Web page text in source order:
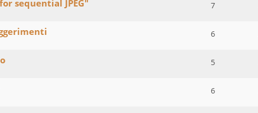
sequential JPEG" 7
6
5
6